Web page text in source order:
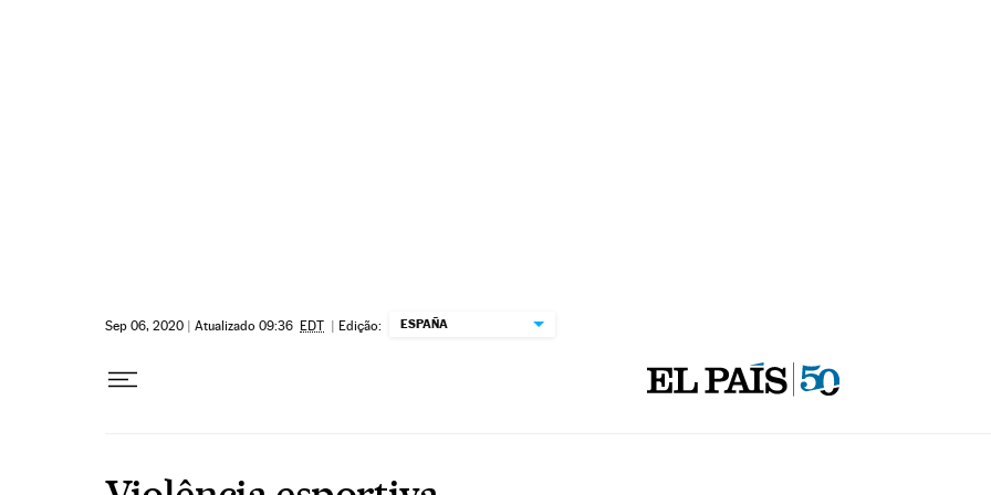
Sep 06, 2020 | Atualizado 09:36 EDT | Edição: ESPAÑA